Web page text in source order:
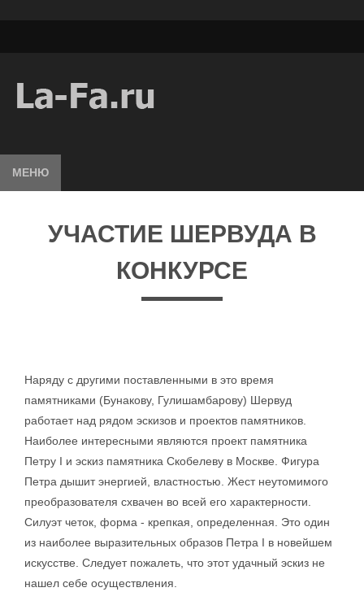
МЕНЮ
УЧАСТИЕ ШЕРВУДА В
КОНКУРСЕ
Наряду с другими поставленными в это время
памятниками (Бунакову, Гулишамбарову) Шервуд
работает над рядом эскизов и проектов памятников.
Наиболее интересными являются проект памятника
Петру I и эскиз памятника Скобелеву в Москве. Фигура
Петра дышит энергией, властностью. Жест неутомимого
преобразователя схвачен во всей его характерности.
Силуэт четок, форма - крепкая, определенная. Это один
из наиболее выразительных образов Петра I в новейшем
искусстве. Следует пожалеть, что этот удачный эскиз не
нашел себе осуществления.